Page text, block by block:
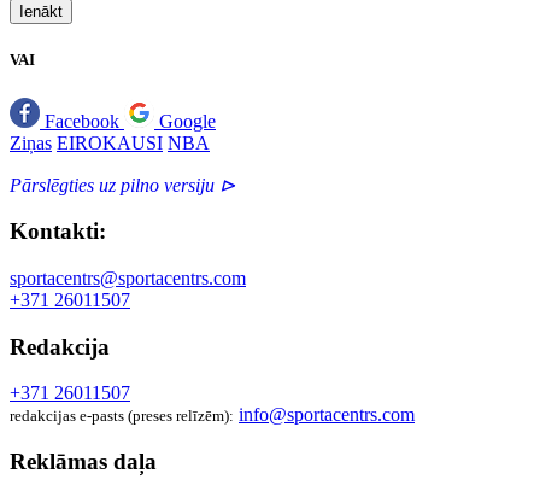
Ienākt
VAI
Facebook
Google
Ziņas EIROKAUSI NBA
Pārslēgties uz pilno versiju ⊳
Kontakti:
sportacentrs@sportacentrs.com
+371 26011507
Redakcija
+371 26011507
redakcijas e-pasts (preses relīzēm): info@sportacentrs.com
Reklāmas daļa